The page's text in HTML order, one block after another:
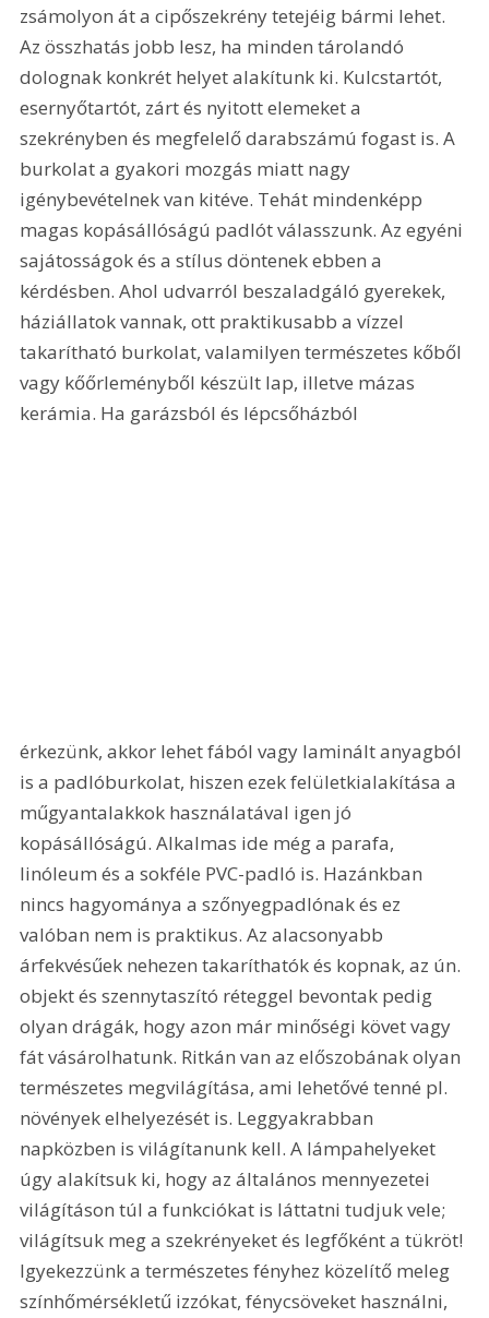
zsámolyon át a cipőszekrény tetejéig bármi lehet.
Az összhatás jobb lesz, ha minden tárolandó
dolognak konkrét helyet alakítunk ki. Kulcstartót,
esernyőtartót, zárt és nyitott elemeket a
szekrényben és megfelelő darabszámú fogast is. A
burkolat a gyakori mozgás miatt nagy
igénybevételnek van kitéve. Tehát mindenképp
magas kopásállóságú padlót válasszunk. Az egyéni
sajátosságok és a stílus döntenek ebben a
kérdésben. Ahol udvarról beszaladgáló gyerekek,
háziállatok vannak, ott praktikusabb a vízzel
takarítható burkolat, valamilyen természetes kőből
vagy kőőrleményből készült lap, illetve mázas
kerámia. Ha garázsból és lépcsőházból
érkezünk, akkor lehet fából vagy laminált anyagból
is a padlóburkolat, hiszen ezek felületkialakítása a
műgyantalakkok használatával igen jó
kopásállóságú. Alkalmas ide még a parafa,
linóleum és a sokféle PVC-padló is. Hazánkban
nincs hagyománya a szőnyegpadlónak és ez
valóban nem is praktikus. Az alacsonyabb
árfekvésűek nehezen takaríthatók és kopnak, az ún.
objekt és szennytaszító réteggel bevontak pedig
olyan drágák, hogy azon már minőségi követ vagy
fát vásárolhatunk. Ritkán van az előszobának olyan
természetes megvilágítása, ami lehetővé tenné pl.
növények elhelyezését is. Leggyakrabban
napközben is világítanunk kell. A lámpahelyeket
úgy alakítsuk ki, hogy az általános mennyezetei
világításon túl a funkciókat is láttatni tudjuk vele;
világítsuk meg a szekrényeket és legfőként a tükröt!
Igyekezzünk a természetes fényhez közelítő meleg
színhőmérsékletű izzókat, fénycsöveket használni,